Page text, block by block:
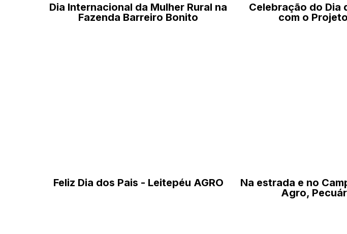
Dia Internacional da Mulher Rural na
Fazenda Barreiro Bonito
Celebração do Dia
com o
Feliz Dia dos Pais - Leitepéu AGRO
Na estrada e no
Agro,